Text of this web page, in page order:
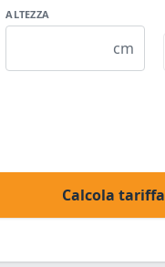
ALTEZZA
cm
Calcola tariffa